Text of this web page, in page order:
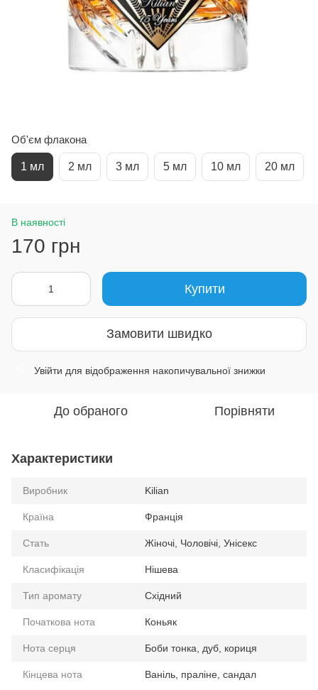
Об'єм флакона
1 мл 2 мл 3 мл 5 мл 10 мл 20 мл
В наявності
170 грн
Купити
Замовити швидко
Увійти для відображення накопичувальної знижки
До обраного Порівняти
Характеристики
Виробник Kilian
Країна Франція
Стать Жіночі, Чоловічі, Унісекс
Класифікація Нішева
Тип аромату Східний
Початкова нота Коньяк
Нота серця Боби тонка, дуб, кориця
Кінцева нота Ваніль, праліне, сандал